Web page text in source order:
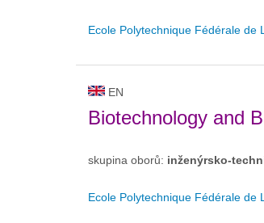
Ecole Polytechnique Fédérale de
EN
Biotechnology and
skupina oborů: inženýrsko-
Ecole Polytechnique Fédérale de